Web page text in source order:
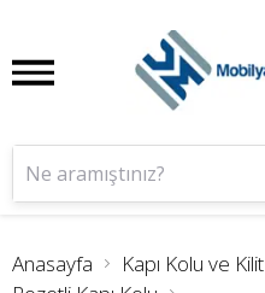
Anasayfa Kapı Kolu ve Kilit